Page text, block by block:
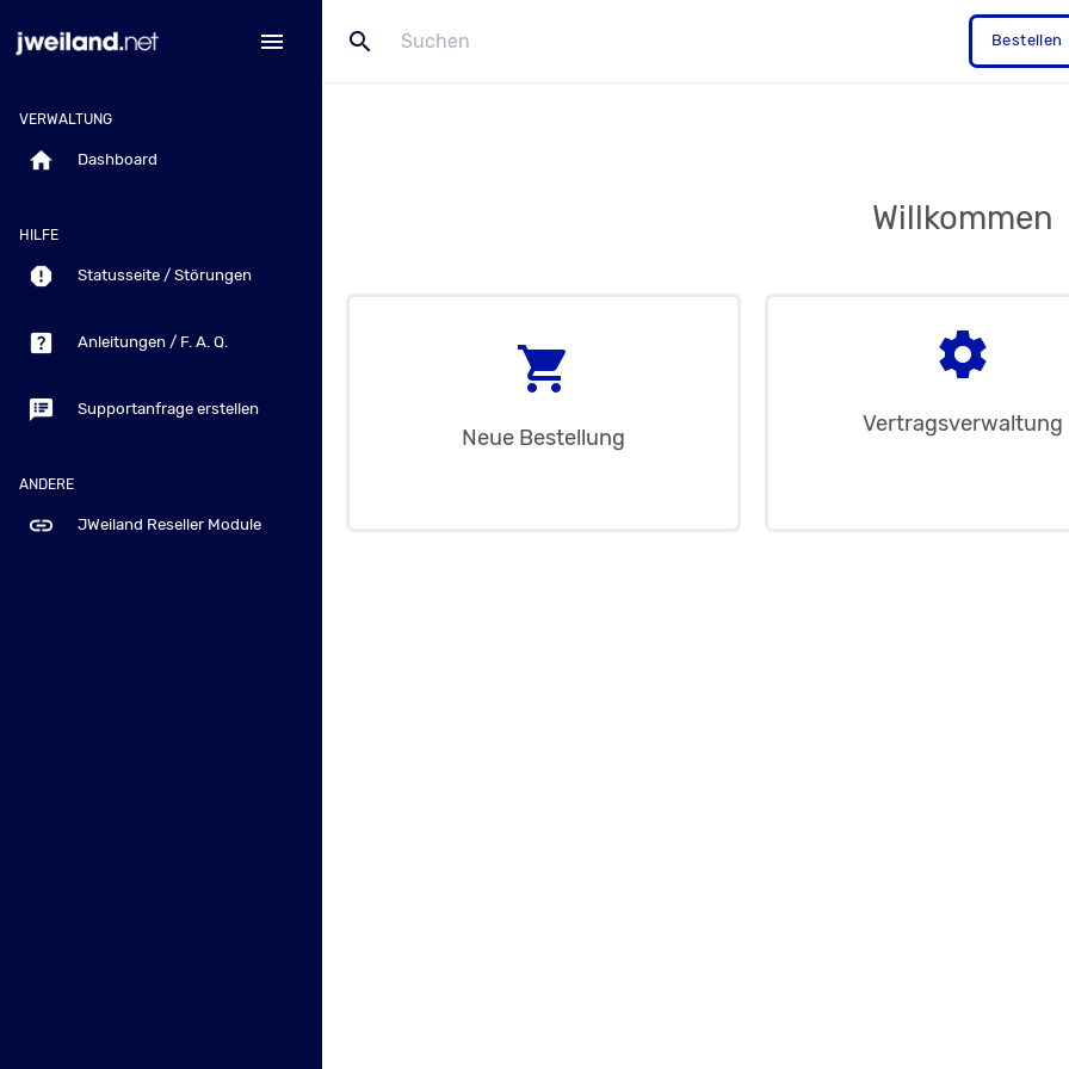
menu search Bestellen
VERWALTUNG
home Dashboard
HILFE
report Statusseite / Störungen
help_center Anleitungen / F. A. Q.
speaker_notes Supportanfrage erstellen
ANDERE
link JWeiland Reseller Module
Willkommen
shopping_cart
Neue Bestellung
settings
Vertragsverwaltung